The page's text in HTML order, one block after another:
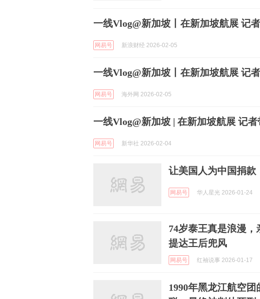
一线Vlog@新加坡丨在新加坡航展 记
网易号 新浪财经 2026-02-05
一线Vlog@新加坡丨在新加坡航展 记
网易号 海外网 2026-02-05
一线Vlog@新加坡 | 在新加坡航展 记
网易号 新华社 2026-02-04
让美国人为中国捐款
网易号 华人星光 2026-01-24
74岁泰王真是浪漫
提达王后兜风
网易号 红袖说事 2026-01-17
1990年黑龙江航空